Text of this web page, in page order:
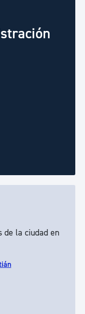
de la ciudad en